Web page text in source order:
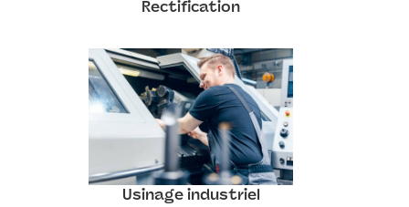
Rectification
Usinage industriel